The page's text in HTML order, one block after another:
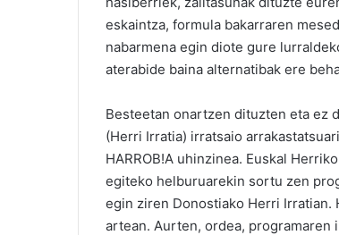
eskaintza, formula bakarraren
nabarmena egin diote gure
aterabide baina alternatibak ere
Besteetan onartzen dituzten eta ez
(Herri Irratia) irratsaio
HARROB!A uhinzinea. Euskal
egiteko helburuarekin sortu zen
egin ziren Donostiako Herri Irratian.
artean. Aurten, ordea, programaren